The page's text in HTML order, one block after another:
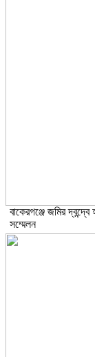
বাকেরগঞ্জে জমির
সম্মেলন